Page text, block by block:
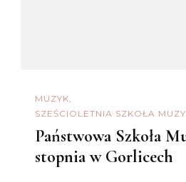
MUZYK
SZEŚCIOLETNIA SZKOŁA
Państwowa Szkoła
stopnia w Gorlicech